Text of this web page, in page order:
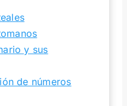
y sus
de números